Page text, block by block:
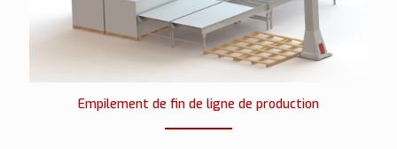
Empilement de fin de ligne de production